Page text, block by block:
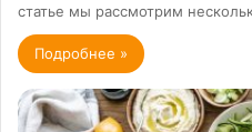
статье мы рассмотрим
Подробнее »